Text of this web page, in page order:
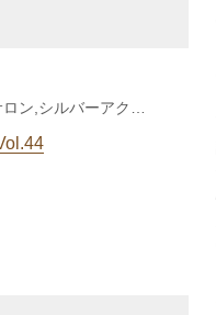
ン,シルバーアクセ
life養成講座,
座,個人セッショ